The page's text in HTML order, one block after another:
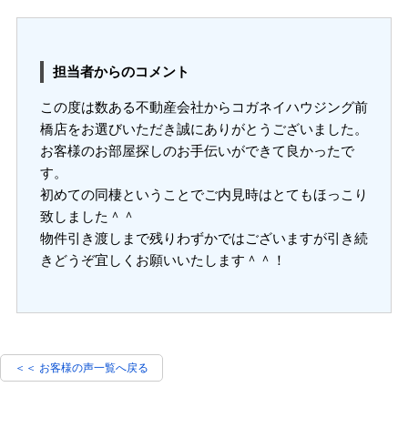
担当者からのコメント
この度は数ある不動産会社からコガネイハウジング前
橋店をお選びいただき誠にありがとうございました。
お客様のお部屋探しのお手伝いができて良かったで
す。
初めての同棲ということでご内見時はとてもほっこり
致しました＾＾
物件引き渡しまで残りわずかではございますが引き続
きどうぞ宜しくお願いいたします＾＾！
＜＜ お客様の声一覧へ戻る